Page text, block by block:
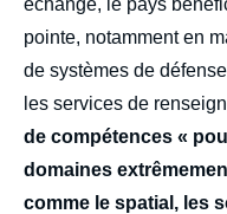
échange, le pays
pointe, notamment en
de systèmes de
les services de
de compétences «
domaines
comme le spatial, les